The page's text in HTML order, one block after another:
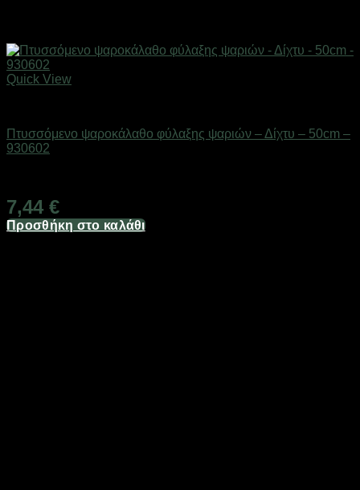
Quick View
Πτυσσόμενο ψαροκάλαθο φύλαξης ψαριών – Δίχτυ – 50cm –
930602
7,44 €
Προσθήκη στο καλάθι